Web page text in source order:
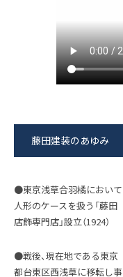
藤田建装のあゆみ
●東京浅草合羽橘において
人形のケースを扱う「藤田
店飾専門店」設立（1924）
●戦後、現在地である東京
都台東区西浅草に移転し事